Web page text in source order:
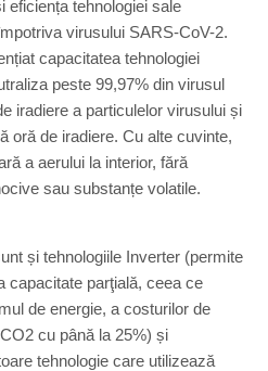
eficiența tehnologiei sale
virusului SARS-CoV-2.
capacitatea tehnologiei
peste 99,97% din virusul
iradiere a particulelor virusului și
oră de iradiere. Cu alte cuvinte,
a aerului la interior, fără
sau substanțe volatile.
și tehnologiile Inverter (permite
capacitate parţială, ceea ce
de energie, a costurilor de
cu până la 25%) și
tehnologie care utilizează